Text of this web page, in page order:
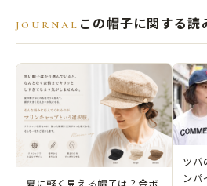
JOURNAL この帽子に関する読
ツバ
ンパ